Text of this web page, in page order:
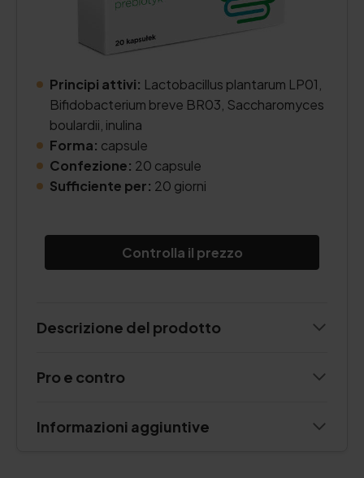
Principi attivi: Lactobacillus plantarum LP01,
Bifidobacterium breve BR03, Saccharomyces
boulardii, inulina
Forma: capsule
Confezione: 20 capsule
Sufficiente per: 20 giorni
Controlla il prezzo
Descrizione del prodotto
Pro e contro
Informazioni aggiuntive